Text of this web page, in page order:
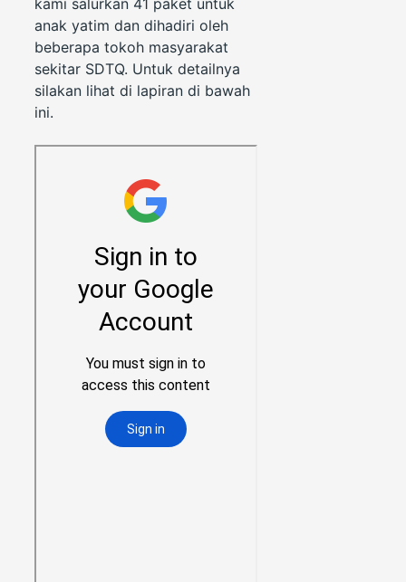
kami salurkan 41 paket untuk
anak yatim dan dihadiri oleh
beberapa tokoh masyarakat
sekitar SDTQ. Untuk detailnya
silakan lihat di lapiran di bawah
ini.